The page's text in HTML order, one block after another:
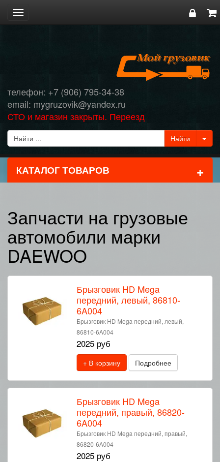
Toggle
navigation
телефон: +7 (906) 795-34-38
email: mygruzovik@yandex.ru
СТО и магазин закрыты. Переезд
КАТАЛОГ ТОВАРОВ +
Запчасти на грузовые
автомобили марки
DAEWOO
Брызговик HD Mega
передний, левый, 86810-
6A004
Брызговик HD Mega передний, левый,
86810-6A004
2025 руб
+ В корзину Подробнее
Брызговик HD Mega
передний, правый, 86820-
6A004
Брызговик HD Mega передний, правый,
86820-6A004
2025 руб